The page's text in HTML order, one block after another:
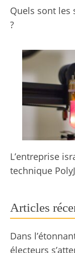
Quels sont les
?
L’entreprise
technique
Articles
Dans
électeurs